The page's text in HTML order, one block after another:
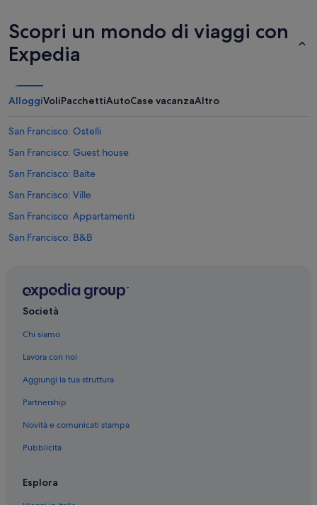
Scopri un mondo di viaggi con
Expedia
AlloggiVoliPacchettiAutoCase vacanzaAltro
San Francisco: Ostelli
San Francisco: Guest house
San Francisco: Baite
San Francisco: Ville
San Francisco: Appartamenti
San Francisco: B&B
San Francisco: hotel
Russian Hill: hotel
Hayes Valley: hotel
Union Square: hotel
Financial District: hotel
Little Saigon: hotel
Società
Chi siamo
Lavora con noi
Aggiungi la tua struttura
Partnership
Novità e comunicati stampa
Pubblicità
Esplora